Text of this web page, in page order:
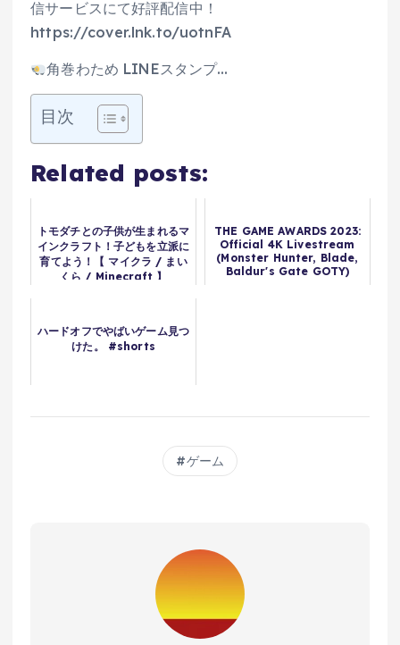
信サービスにて好評配信中！
https://cover.lnk.to/uotnFA
角巻わため LINEスタンプ…
目次
Related posts:
トモダチとの子供が生まれるマ
インクラフト！子どもを立派に
育てよう！【 マイクラ / まい
くら / Minecraft 】
THE GAME AWARDS 2023:
Official 4K Livestream
(Monster Hunter, Blade,
Baldur's Gate GOTY)
ハードオフでやばいゲーム見つ
けた。 #shorts
ゲーム